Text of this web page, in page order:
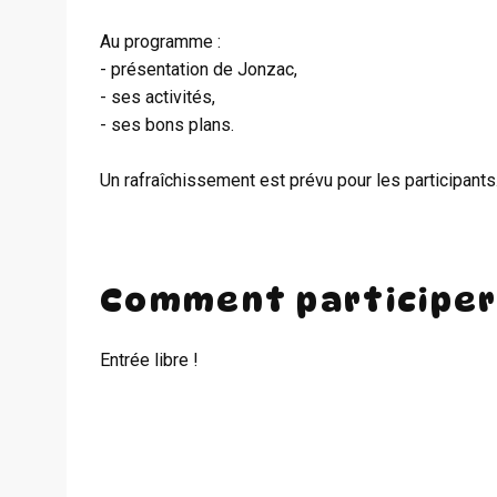
Au programme :
- présentation de Jonzac,
- ses activités,
- ses bons plans.
Un rafraîchissement est prévu pour les
Comment participer
Entrée libre !